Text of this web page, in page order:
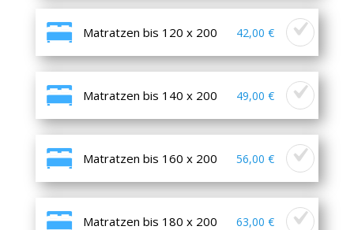
Matratzen bis 120 x 200 42,00 €
Matratzen bis 140 x 200 49,00 €
Matratzen bis 160 x 200 56,00 €
Matratzen bis 180 x 200 63,00 €